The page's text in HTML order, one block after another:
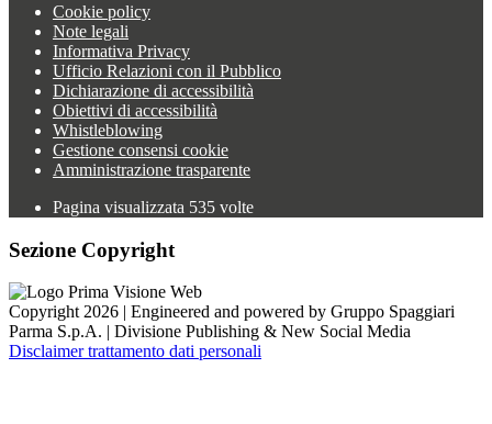
Cookie policy
Note legali
Informativa Privacy
Ufficio Relazioni con il Pubblico
Dichiarazione di accessibilità
Obiettivi di accessibilità
Whistleblowing
Gestione consensi cookie
Amministrazione trasparente
Pagina visualizzata 535 volte
Sezione Copyright
Copyright 2026 | Engineered and powered by Gruppo Spaggiari
Parma S.p.A. | Divisione Publishing & New Social Media
Disclaimer trattamento dati personali